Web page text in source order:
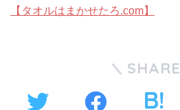
【タオルはまかせたろ.com】
SHARE